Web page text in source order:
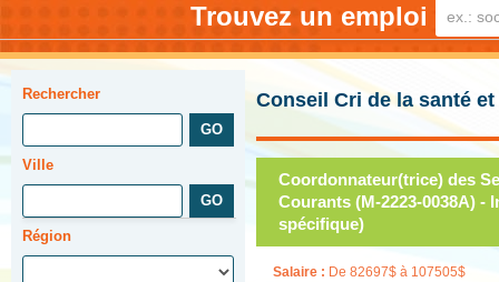
Trouvez un emploi
Rechercher
Ville
Région
Conseil Cri de la santé
Coordonnateur(trice) des
Courants (M-2223-0038A) -
spécifique)
Salaire : De 82697$ à 107505$